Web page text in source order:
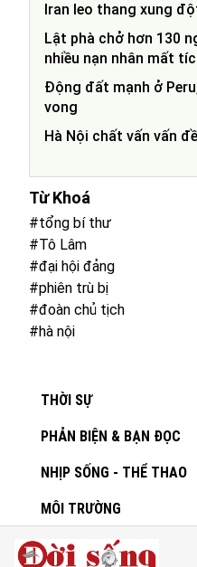
Iran leo thang xung
Lật phà chở hơn 130
nhiều nạn nhân mất
Động đất mạnh ở
vong
Hà Nội chất vấn vấn
Từ Khoá
#tổng bí thư
#Tô Lâm
#đại hội đảng
#phiên trù bị
#đoàn chủ tịch
#hà nội
THỜI SỰ
PHẢN BIỆN & BẠN ĐỌC
NHỊP SỐNG - THỂ THAO
MÔI TRƯỜNG